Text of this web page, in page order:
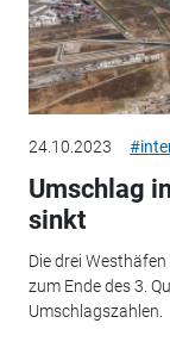
24.10.2023
Umschlag
sinkt
Die drei
zum Ende des 3.
Umschlagszahlen.